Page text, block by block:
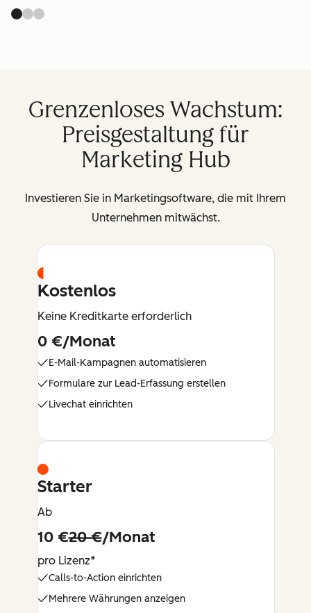
Grenzenloses Wachstum:
Preisgestaltung für
Marketing Hub
Investieren Sie in Marketingsoftware, die mit Ihrem
Unternehmen mitwächst.
Kostenlos
Keine Kreditkarte erforderlich
0 €/Monat
E-Mail-Kampagnen automatisieren
Formulare zur Lead-Erfassung erstellen
Livechat einrichten
Starter
Ab
10 €20 €/Monat
pro Lizenz*
Calls-to-Action einrichten
Mehrere Währungen anzeigen